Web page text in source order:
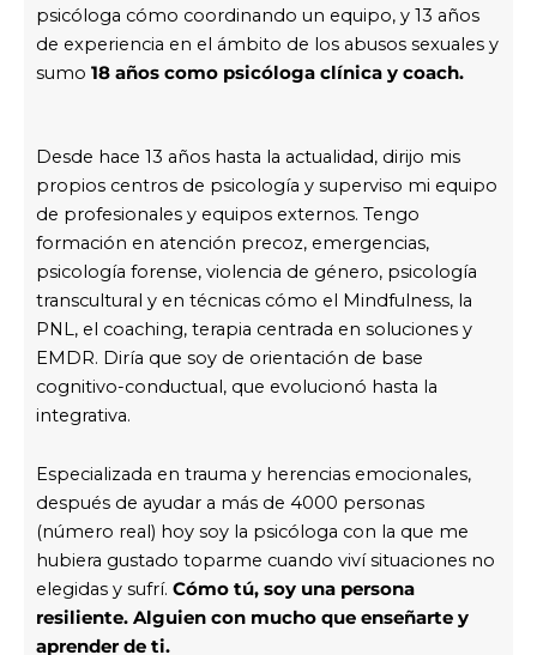
psicóloga cómo coordinando un equipo, y 13 años
de experiencia en el ámbito de los abusos sexuales y
sumo 18 años como psicóloga clínica y coach.
Desde hace 13 años hasta la actualidad, dirijo mis
propios centros de psicología y superviso mi equipo
de profesionales y equipos externos. Tengo
formación en atención precoz, emergencias,
psicología forense, violencia de género, psicología
transcultural y en técnicas cómo el Mindfulness, la
PNL, el coaching, terapia centrada en soluciones y
EMDR. Diría que soy de orientación de base
cognitivo-conductual, que evolucionó hasta la
integrativa.
Especializada en trauma y herencias emocionales,
después de ayudar a más de 4000 personas
(número real) hoy soy la psicóloga con la que me
hubiera gustado toparme cuando viví situaciones no
elegidas y sufrí. Cómo tú, soy una persona
resiliente. Alguien con mucho que enseñarte y
aprender de ti.